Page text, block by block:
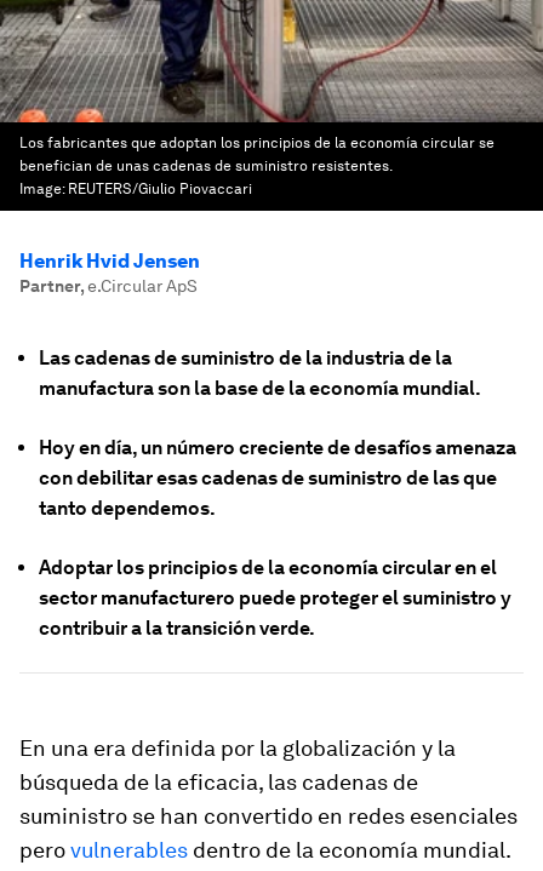
Los fabricantes que adoptan los principios de la economía circular se
benefician de unas cadenas de suministro resistentes.
Image: REUTERS/Giulio Piovaccari
Henrik Hvid Jensen
Partner,e.Circular ApS
Las cadenas de suministro de la industria de la
manufactura son la base de la economía mundial.
Hoy en día, un número creciente de desafíos amenaza
con debilitar esas cadenas de suministro de las que
tanto dependemos.
Adoptar los principios de la economía circular en el
sector manufacturero puede proteger el suministro y
contribuir a la transición verde.
En una era definida por la globalización y la
búsqueda de la eficacia, las cadenas de
suministro se han convertido en redes esenciales
perovulnerables dentro de la economía mundial.